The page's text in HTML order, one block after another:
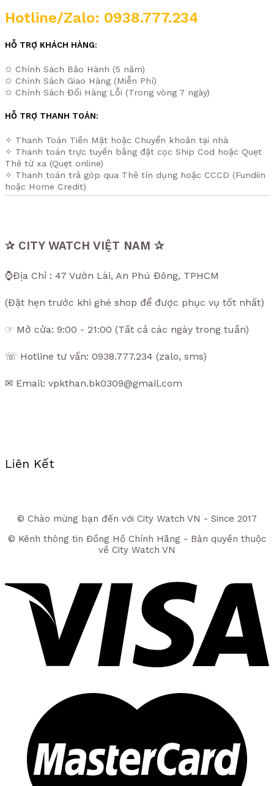
Hotline/Zalo: 0938.777.234
HỖ TRỢ KHÁCH HÀNG:
✩ Chính Sách Bảo Hành (5 năm)
✩ Chính Sách Giao Hàng (Miễn Phí)
✩ Chính Sách Đổi Hàng Lỗi (Trong vòng 7 ngày)
HỖ TRỢ THANH TOÁN:
✧ Thanh Toán Tiền Mặt hoặc Chuyển khoản tại nhà
✧ Thanh toán trực tuyến bằng đặt cọc Ship Cod hoặc Quẹt
Thẻ từ xa (Quẹt online)
✧ Thanh toán trả góp qua Thẻ tín dụng hoặc CCCD (Fundiin
hoặc Home Credit)
✰ CITY WATCH VIỆT NAM ✰
⌚Địa Chỉ : 47 Vườn Lài, An Phú Đông, TPHCM
(Đặt hẹn trước khi ghé shop để được phục vụ tốt nhất)
☞ Mở cửa: 9:00 - 21:00 (Tất cả các ngày trong tuần)
☏ Hotline tư vấn: 0938.777.234 (zalo, sms)
✉ Email: vpkthan.bk0309@gmail.com
Liên Kết
© Chào mừng bạn đến với City Watch VN - Since 2017
© Kênh thông tin Đồng Hồ Chính Hãng - Bản quyền thuộc
về City Watch VN